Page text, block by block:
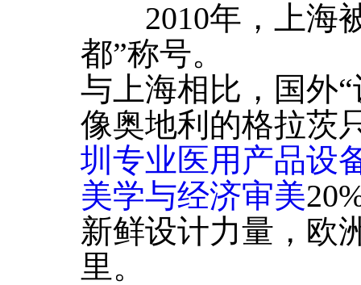
2010年，上海被
都”称号。
与上海相比，国外
像奥地利的格拉茨
圳专业医用产品设
美学与经济审美
新鲜设计力量，欧
里。